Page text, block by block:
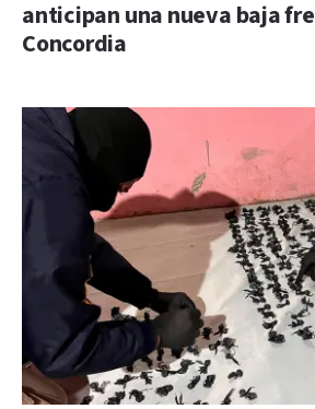
anticipan una nueva baja
Concordia